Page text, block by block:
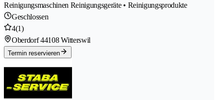
Reinigungsmaschinen Reinigungsgeräte • Reinigungsprodukte
Geschlossen
4(1)
Oberdorf 44108 Witterswil
Termin reservieren